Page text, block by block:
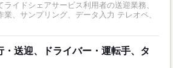
ライドシェアサービス利用者の送迎業務、
、サンプリング、データ入力 テレオペ、
・送迎、ドライバー・運転手、タ